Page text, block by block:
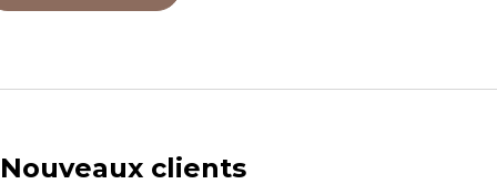
Nouveaux clients